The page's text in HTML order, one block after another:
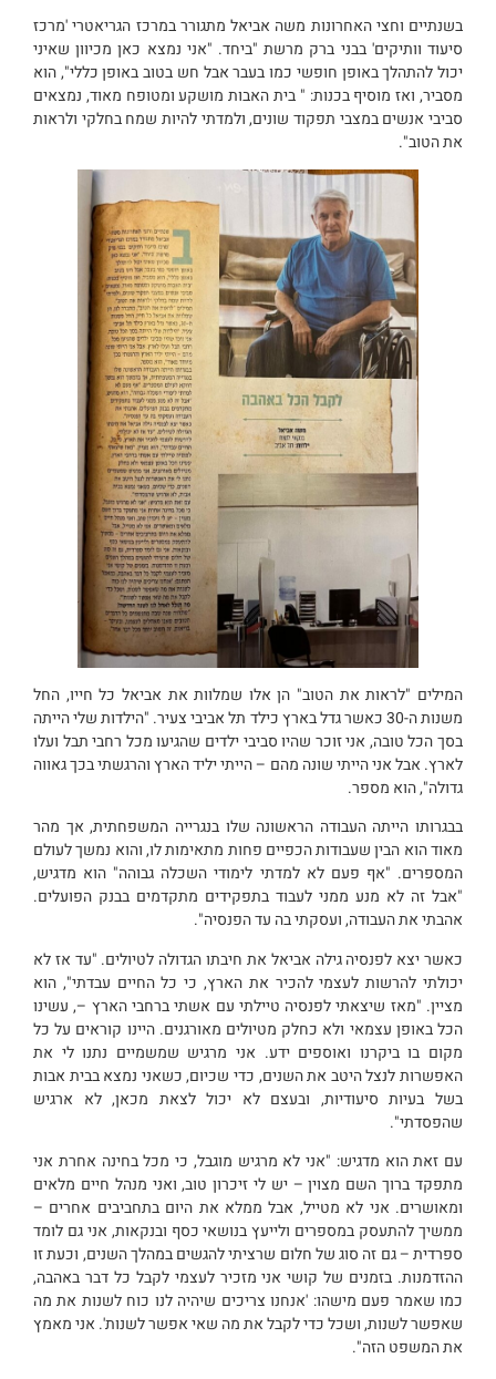
בשנתיים וחצי האחרונות משה אביאל מתגורר במרכז הגריאטרי 'מרכז
סיעוד וותיקים' בבני ברק מרשת "ביחד. "אני נמצא כאן מכיוון שאיני
יכול להתהלך באופן חופשי כמו בעבר אבל חש בטוב באופן כללי", הוא
מסביר, ואז מוסיף בכנות: " בית האבות מושקע ומטופח מאוד, נמצאים
סביבי אנשים במצבי תפקוד שונים, ולמדתי להיות שמח בחלקי ולראות
את הטוב".
המילים "לראות את הטוב" הן אלו שמלוות את אביאל כל חייו, החל
משנות ה-30 כאשר גדל בארץ כילד תל אביבי צעיר. "הילדות שלי הייתה
בסך הכל טובה, אני זוכר שהיו סביבי ילדים שהגיעו מכל רחבי תבל ועלו
לארץ. אבל אני הייתי שונה מהם – הייתי יליד הארץ והרגשתי בכך גאווה
גדולה", הוא מספר.
בבגרותו הייתה העבודה הראשונה שלו בנגרייה המשפחתית, אך מהר
מאוד הוא הבין שעבודות הכפיים פחות מתאימות לו, והוא נמשך לעולם
המספרים. "אף פעם לא למדתי לימודי השכלה גבוהה" הוא מדגיש,
"אבל זה לא מנע ממני לעבוד בתפקידים מתקדמים בבנק הפועלים.
אהבתי את העבודה, ועסקתי בה עד הפנסיה".
כאשר יצא לפנסיה גילה אביאל את חיבתו הגדולה לטיולים. "עד אז לא
יכולתי להרשות לעצמי להכיר את הארץ, כי כל החיים עבדתי", הוא
מציין. "מאז שיצאתי לפנסיה טיילתי עם אשתי ברחבי הארץ –, עשינו
הכל באופן עצמאי ולא כחלק מטיולים מאורגנים. היינו קוראים על כל
מקום בו ביקרנו ואוספים ידע. אני מרגיש שמשמיים נתנו לי את
האפשרות לנצל היטב את השנים, כדי שכיום, כשאני נמצא בבית אבות
בשל בעיות סיעודיות, ובעצם לא יכול לצאת מכאן, לא ארגיש
שהפסדתי".
עם זאת הוא מדגיש: "אני לא מרגיש מוגבל, כי מכל בחינה אחרת אני
מתפקד ברוך השם מצוין – יש לי זיכרון טוב, ואני מנהל חיים מלאים
ומאושרים. אני לא מטייל, אבל ממלא את היום בתחביבים אחרים –
ממשיך להתעסק במספרים ולייעץ בנושאי כסף ובנקאות, אני גם לומד
ספרדית – גם זה סוג של חלום שרציתי להגשים במהלך השנים, וכעת זו
ההזדמנות. בזמנים של קושי אני מזכיר לעצמי לקבל כל דבר באהבה,
כמו שאמר פעם מישהו: 'אנחנו צריכים שיהיה לנו כוח לשנות את מה
שאפשר לשנות, ושכל כדי לקבל את מה שאי אפשר לשנות'. אני מאמץ
את המשפט הזה".